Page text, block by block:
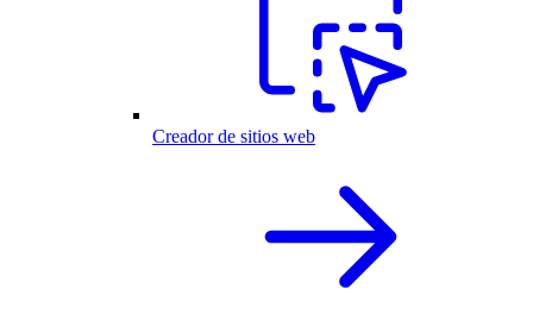
Creador de sitios web